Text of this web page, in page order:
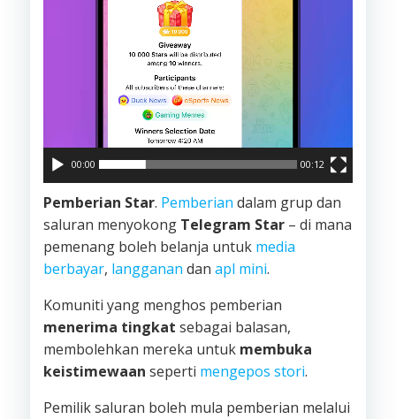
00:00 00:12
Pemberian Star. Pemberian dalam grup dan
saluran menyokong Telegram Star – di mana
pemenang boleh belanja untuk media
berbayar, langganan dan apl mini.
Komuniti yang menghos pemberian
menerima tingkat sebagai balasan,
membolehkan mereka untuk membuka
keistimewaan seperti mengepos stori.
Pemilik saluran boleh mula pemberian melalui